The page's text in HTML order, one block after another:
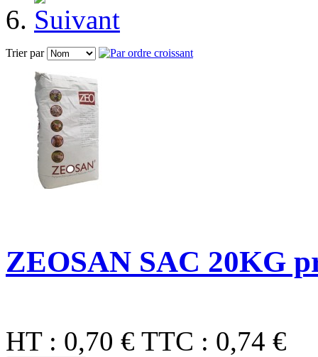
Trier par
ZEOSAN SAC 20KG
HT : 0,70 € TTC : 0,74 €